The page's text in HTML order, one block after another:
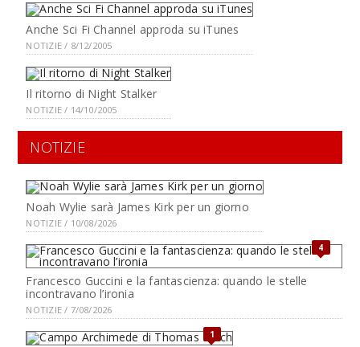
Anche Sci Fi Channel approda su iTunes
NOTIZIE / 8/12/2005
Il ritorno di Night Stalker
NOTIZIE / 14/10/2005
NOTIZIE
Noah Wylie sarà James Kirk per un giorno
NOTIZIE / 10/08/2026
4
Francesco Guccini e la fantascienza: quando le stelle
incontravano l’ironia
NOTIZIE / 7/08/2026
1